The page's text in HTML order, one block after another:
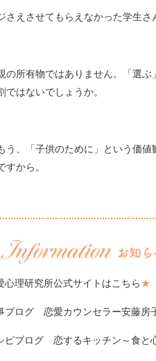
さえさせてもらえなかった学生さ
の所有物ではありません。「選
ではないでしょうか。
う、「子供のために」という価
から。
心理研究所公式サイトはこちら★
ブログ 恋愛カウンセラー安藤房
ピブログ 恋するキッチン～食と